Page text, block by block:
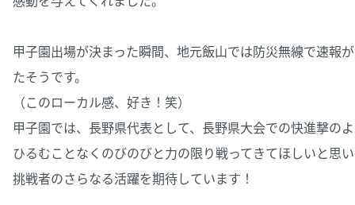
甲子園出場が決まった瞬間、地元飯山では防災無線で速報
たそうです。
（このローカル感、好き！笑）
甲子園では、長野県代表として、長野県大会での快進撃の
ひるむことなくのびのびと力の限り戦ってきてほしいと思
挑戦者のさらなる活躍を期待しています！